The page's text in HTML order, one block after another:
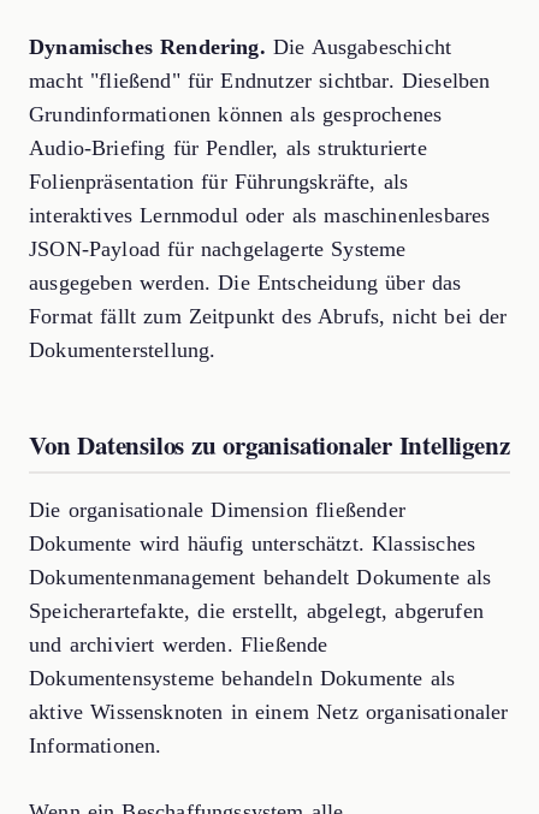
Dynamisches Rendering. Die Ausgabeschicht
macht "fließend" für Endnutzer sichtbar. Dieselben
Grundinformationen können als gesprochenes
Audio-Briefing für Pendler, als strukturierte
Folienpräsentation für Führungskräfte, als
interaktives Lernmodul oder als maschinenlesbares
JSON-Payload für nachgelagerte Systeme
ausgegeben werden. Die Entscheidung über das
Format fällt zum Zeitpunkt des Abrufs, nicht bei der
Dokumenterstellung.
Von Datensilos zu organisationaler Intelligenz
Die organisationale Dimension fließender
Dokumente wird häufig unterschätzt. Klassisches
Dokumentenmanagement behandelt Dokumente als
Speicherartefakte, die erstellt, abgelegt, abgerufen
und archiviert werden. Fließende
Dokumentensysteme behandeln Dokumente als
aktive Wissensknoten in einem Netz organisationaler
Informationen.